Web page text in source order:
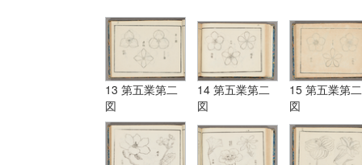
13 第五業第二
図
14 第五業第二
図
15 第五業第二
図